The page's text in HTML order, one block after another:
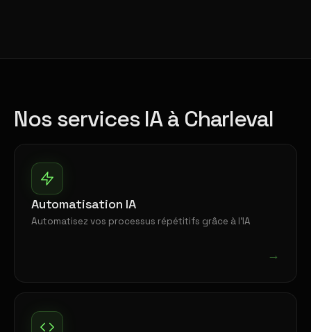
Nos services IA à Charleval
Automatisation IA
Automatisez vos processus répétitifs grâce à l'IA
→